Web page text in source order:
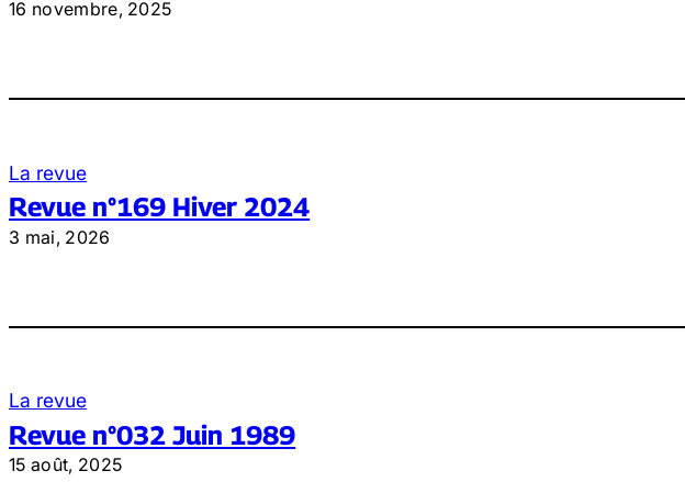
16 novembre, 2025
La revue
Revue n°169 Hiver 2024
3 mai, 2026
La revue
Revue n°032 Juin 1989
15 août, 2025